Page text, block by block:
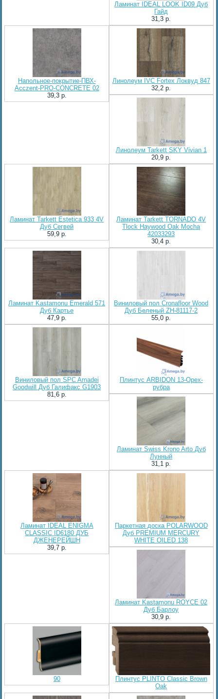
Ламинат IDEAL LOOK ID09 Дуб
Гайд
31,3 p.
Напольное-покрытие-ПВХ-
Acczent-PRO-CONCRETE 02
39,3 p.
Линолеум IVC Fortex Локвуд 847
32,2 p.
Линолеум Tarkett SKY Vivian 1
20,9 p.
Ламинат Tarkett Estetica 933 4V
Дуб Сегвей
59,9 p.
Ламинат Tarkett TORNADO 4V
Tlock Haywood Oak Mocha
42033293
30,4 p.
Ламинат Kastamonu Emerald 571
Дуб Картье
47,9 p.
Виниловый пол Cronafloor Wood
Дуб Беленый ZH-81117-2
55,0 p.
Виниловый пол SPC Amadei
Goodwill Дуб Галифакс G1903
81,6 p.
Плинтус ARBIDON 13-Орех-
рубра
Ламинат Swiss Krono Arto Дуб
Лунный
31,1 p.
Ламинат IDEAL ENIGMA
CLASSIC ID6180 ДУБ
ДЖЕНЕРЕЙШН
39,7 p.
Паркетная доска POLARWOOD
Дуб PREMIUM MERCURY
WHITE OILED 138
Ламинат Kastamonu ROYCE 02
Дуб Барлоу
30,9 p.
90
Плинтус PLINTO Classic Brown
Oak